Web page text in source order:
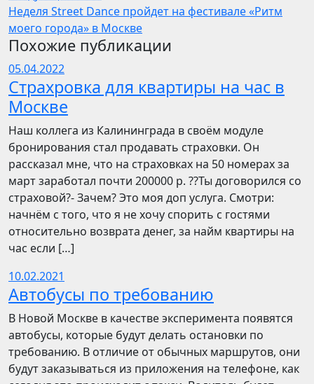
Неделя Street Dance пройдет на фестивале «Ритм
моего города» в Москве
Похожие публикации
05.04.2022
Страхровка для квартиры на час в
Москве
Наш коллега из Калининграда в своём модуле
бронирования стал продавать страховки. Он
рассказал мне, что на страховках на 50 номерах за
март заработал почти 200000 р. ??Ты договорился со
страховой?- Зачем? Это моя доп услуга. Смотри:
начнём с того, что я не хочу спорить с гостями
относительно возврата денег, за найм квартиры на
час если […]
10.02.2021
Автобусы по требованию
В Новой Москве в качестве эксперимента появятся
автобусы, которые будут делать остановки по
требованию. В отличие от обычных маршрутов, они
будут заказываться из приложения на телефоне, как